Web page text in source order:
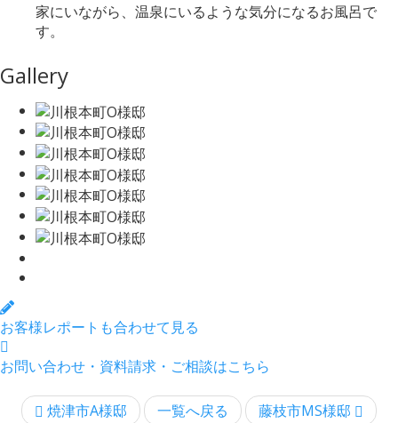
家にいながら、温泉にいるような気分になるお風呂で
す。
Gallery
お客様レポートも合わせて見る
お問い合わせ・資料請求・ご相談はこちら
焼津市A様邸 一覧へ戻る 藤枝市MS様邸